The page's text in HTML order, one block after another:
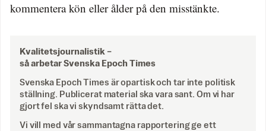
kommentera kön eller ålder på den misstänkte.
Kvalitetsjournalistik –
så arbetar Svenska Epoch Times
Svenska Epoch Times är opartisk och tar inte politisk
ställning. Publicerat material ska vara sant. Om vi har
gjort fel ska vi skyndsamt rätta det.
Vi vill med vår sammantagna rapportering ge ett